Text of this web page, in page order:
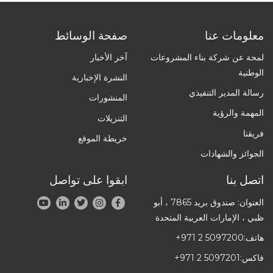
معلومات عنا
لمحة عن شركة بناء المشروعات
الوطنية
رسالة المدير التنفيذي
المهمة والرؤية
فريقنا
الجوائز والشهادات
صفحة الوسائط
آخر الأخبار
النشرة الإخبارية
المنشورات
التنزيلات
خريطة الموقع
اتصل بنا
العنوان: صندوق بريد 7865 ، أبو
ظبي ، الإمارات العربية المتحدة
هاتف:+971 2 5097200
فاكس: +971 2 5097201
ابقوا على تواصل